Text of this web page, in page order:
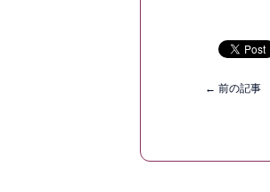
← 前の記事